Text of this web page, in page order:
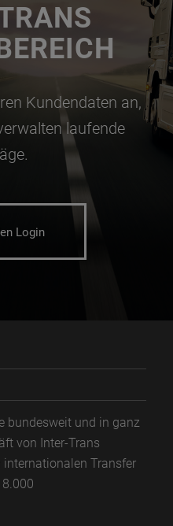
Kundendaten an,
laufende
Login
bundesweit und in ganz
von Inter-Trans
Transfer